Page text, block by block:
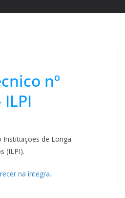
nº
Instituições de Longa
(ILPI).
na íntegra.